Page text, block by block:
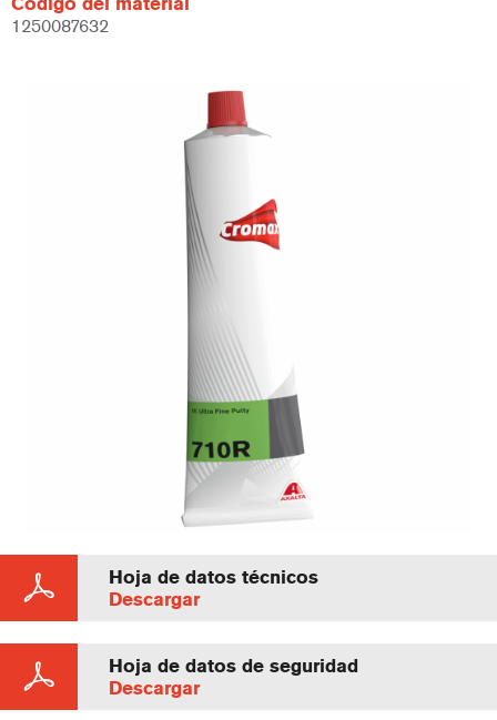
1250087632
Hoja de datos técnicos
Descargar
Hoja de datos de seguridad
Descargar